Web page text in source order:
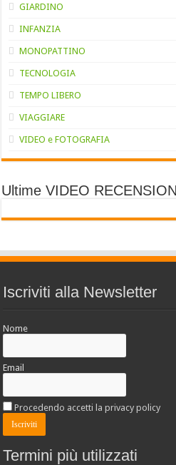
GIARDINO
INFANZIA
MONOPATTINO
TECNOLOGIA
TEMPO LIBERO
VIAGGIARE
VIDEO e FOTOGRAFIA
Ultime VIDEO
Iscriviti alla Newsletter
Nome
Email
Procedendo accetti la privacy policy
Termini più utilizzati